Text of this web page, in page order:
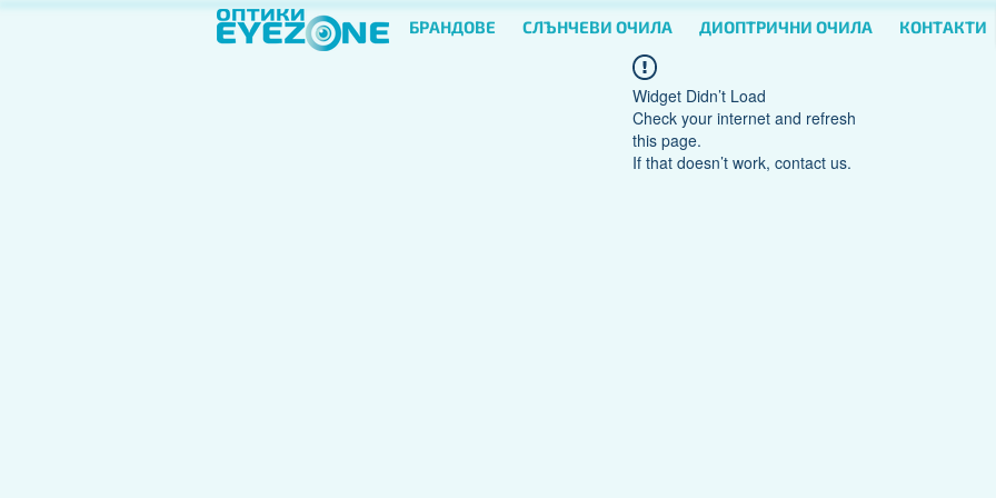
БРАНДОВЕ СЛЪНЧЕВИ ОЧИЛА ДИОПТРИЧНИ ОЧИЛА КОНТАКТИ
Widget Didn’t Load
Check your internet and refresh
this page.
If that doesn’t work, contact us.